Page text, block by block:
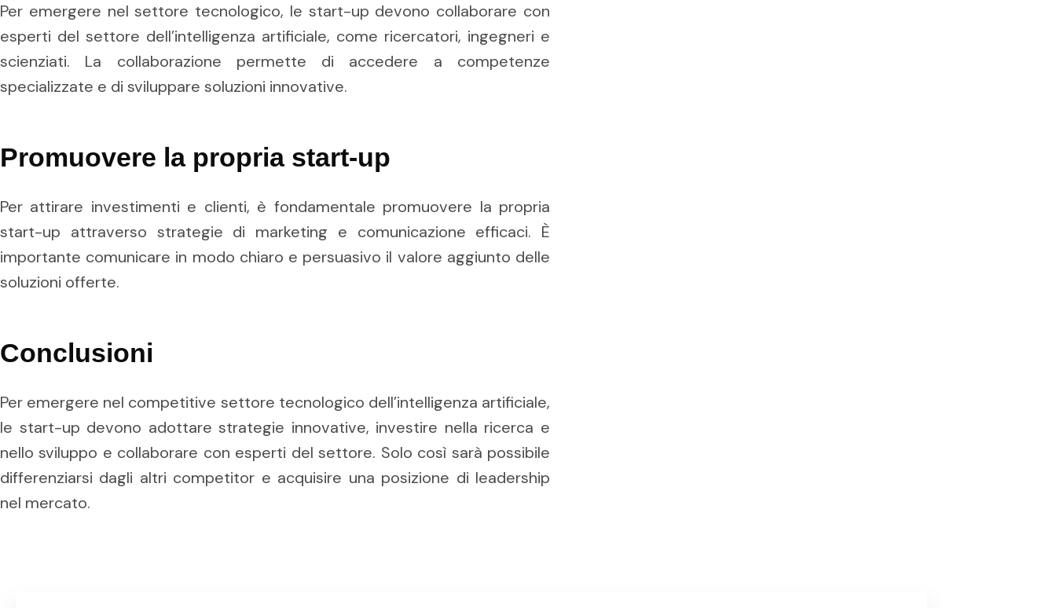
Per emergere nel settore tecnologico, le start-up devono collaborare con
esperti del settore dell’intelligenza artificiale, come ricercatori, ingegneri e
scienziati. La collaborazione permette di accedere a competenze
specializzate e di sviluppare soluzioni innovative.
Promuovere la propria start-up
Per attirare investimenti e clienti, è fondamentale promuovere la propria
start-up attraverso strategie di marketing e comunicazione efficaci. È
importante comunicare in modo chiaro e persuasivo il valore aggiunto delle
soluzioni offerte.
Conclusioni
Per emergere nel competitive settore tecnologico dell’intelligenza artificiale,
le start-up devono adottare strategie innovative, investire nella ricerca e
nello sviluppo e collaborare con esperti del settore. Solo così sarà possibile
differenziarsi dagli altri competitor e acquisire una posizione di leadership
nel mercato.